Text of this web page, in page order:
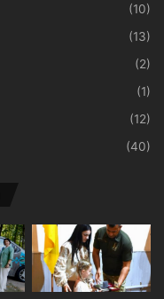
(10)
(13)
(2)
(1)
(12)
(40)